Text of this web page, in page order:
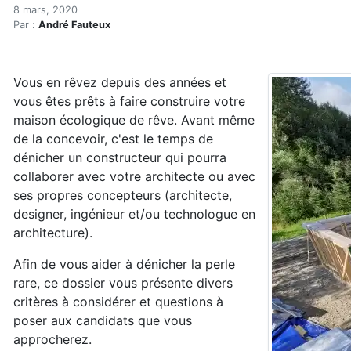
Accueil
Articles
Les pratiques d'excellence des écoentrepreneurs
Les pratiques d'excellence
8 mars, 2020
Par : André Fauteux
Vous en rêvez depuis des années et
vous êtes prêts à faire construire votre
maison écologique de rêve. Avant même
de la concevoir, c'est le temps de
dénicher un constructeur qui pourra
collaborer avec votre architecte ou avec
ses propres concepteurs (architecte,
designer, ingénieur et/ou technologue en
architecture).
Afin de vous aider à dénicher la perle
rare, ce dossier vous présente divers
critères à considérer et questions à
poser aux candidats que vous
approcherez.